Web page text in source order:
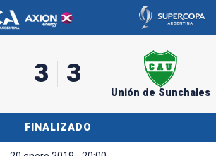
FINALIZADO
3 3
Unión de Sunchales